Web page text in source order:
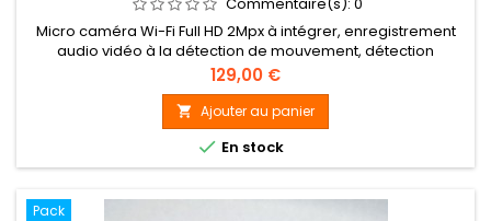
Micro caméra Wi-Fi Full HD 2Mpx à intégrer, enregistrement
audio vidéo à la détection de mouvement, détection
humaine, et en continu sur carte micro SDHC jusqu'à 128Go
incluse, accès a distance depuis un smartphone / Tablette
(iPhone) iOS / Android et logiciel PC /MacOS, alerte par
notification push sur appareil mobile, communication
bidirectionnelle,...
Prix
129,00 €
 Ajouter au panier
 En stock
Pack